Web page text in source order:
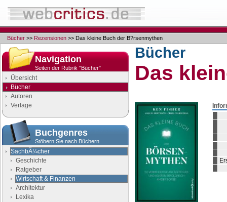
Bücher >> Rezensionen >> Das kleine Buch der B?rsenmythen
Navigation
Seiten der Rubrik "Bücher"
Übersicht
Bücher
Autoren
Verlage
Buchgenres
Stöbern Sie nach Büchern
SachbÃ¼cher
Geschichte
Ratgeber
Wirtschaft & Finanzen
Architektur
Lexika
Bücher
Das